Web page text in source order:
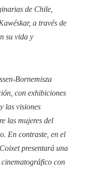
de Chile,
a través de
su vida y
Bornemisza
con exhibiciones
las visiones
las mujeres del
En contraste, en el
presentará una
con